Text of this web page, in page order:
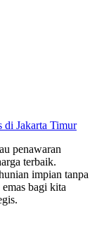
di Jakarta Timur
penawaran
terbaik.
impian tanpa
bagi kita